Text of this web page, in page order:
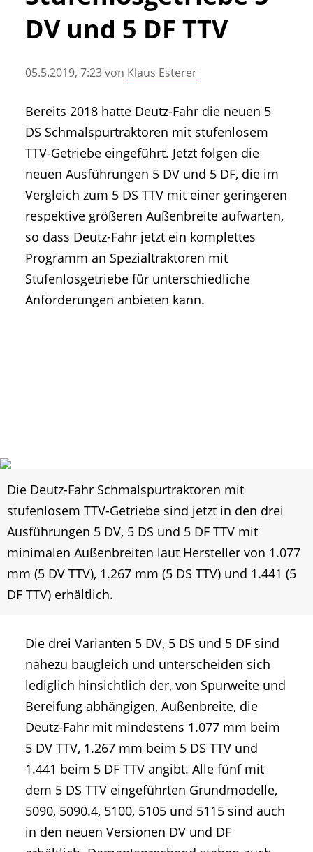
• Geschichte und Geschichten
• Messen und Veranstaltungen
• Agritechnica Neuheiten Archiv
DV und 5 DF TTV
05.5.2019, 7:23von Klaus Esterer
Bereits 2018 hatte Deutz-Fahr die neuen 5
DS Schmalspurtraktoren mit stufenlosem
TTV-Getriebe eingeführt. Jetzt folgen die
neuen Ausführungen 5 DV und 5 DF, die im
Vergleich zum 5 DS TTV mit einer geringeren
respektive größeren Außenbreite aufwarten,
so dass Deutz-Fahr jetzt ein komplettes
Programm an Spezialtraktoren mit
Stufenlosgetriebe für unterschiedliche
Anforderungen anbieten kann.
Die Deutz-Fahr Schmalspurtraktoren mit
stufenlosem TTV-Getriebe sind jetzt in den drei
Ausführungen 5 DV, 5 DS und 5 DF TTV mit
minimalen Außenbreiten laut Hersteller von 1.077
mm (5 DV TTV), 1.267 mm (5 DS TTV) und 1.441 (5
DF TTV) erhältlich.
Die drei Varianten 5 DV, 5 DS und 5 DF sind
nahezu baugleich und unterscheiden sich
lediglich hinsichtlich der, von Spurweite und
Bereifung abhängigen, Außenbreite, die
Deutz-Fahr mit mindestens 1.077 mm beim
5 DV TTV, 1.267 mm beim 5 DS TTV und
1.441 beim 5 DF TTV angibt. Alle fünf mit
dem 5 DS TTV eingeführten Grundmodelle,
5090, 5090.4, 5100, 5105 und 5115 sind auch
in den neuen Versionen DV und DF